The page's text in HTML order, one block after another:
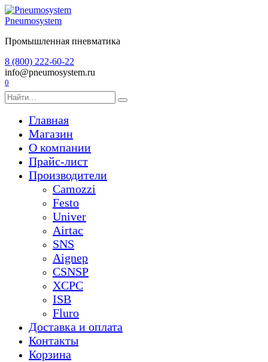
Перейти
к
Pneumosystem
Промышленная пневматика
8 (800) 222-60-22
info@pneumosystem.ru
0
Search
for:
Главная
Магазин
О компании
Прайс-лист
Производители
Camozzi
Festo
Univer
Airtac
SNS
Aignep
CSNSP
XCPC
ISB
Fluro
Доставка и оплата
Контакты
Корзина